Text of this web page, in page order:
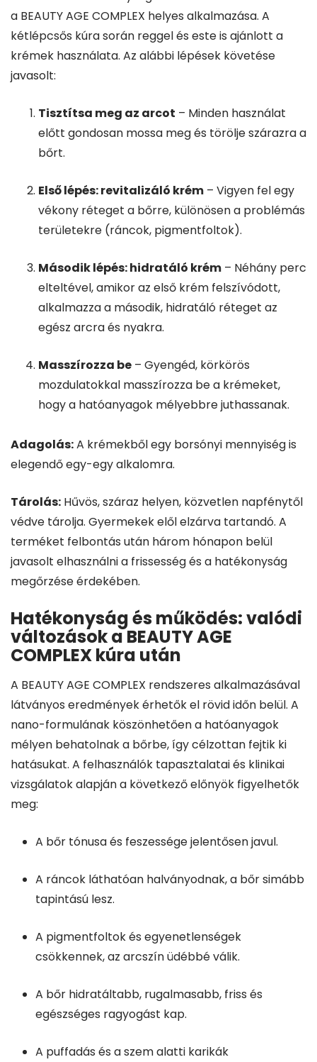
a BEAUTY AGE COMPLEX helyes alkalmazása. A
kétlépcsős kúra során reggel és este is ajánlott a
krémek használata. Az alábbi lépések követése
javasolt:
Tisztítsa meg az arcot – Minden használat
előtt gondosan mossa meg és törölje szárazra a
bőrt.
Első lépés: revitalizáló krém – Vigyen fel egy
vékony réteget a bőrre, különösen a problémás
területekre (ráncok, pigmentfoltok).
Második lépés: hidratáló krém – Néhány perc
elteltével, amikor az első krém felszívódott,
alkalmazza a második, hidratáló réteget az
egész arcra és nyakra.
Masszírozza be – Gyengéd, körkörös
mozdulatokkal masszírozza be a krémeket,
hogy a hatóanyagok mélyebbre juthassanak.
Adagolás:A krémekből egy borsónyi mennyiség is
elegendő egy-egy alkalomra.
Tárolás: Hűvös, száraz helyen, közvetlen napfénytől
védve tárolja. Gyermekek elől elzárva tartandó. A
terméket felbontás után három hónapon belül
javasolt elhasználni a frissesség és a hatékonyság
megőrzése érdekében.
Hatékonyság és működés: valódi
változások a BEAUTY AGE
COMPLEX kúra után
A BEAUTY AGE COMPLEX rendszeres alkalmazásával
látványos eredmények érhetők el rövid időn belül. A
nano-formulának köszönhetően a hatóanyagok
mélyen behatolnak a bőrbe, így célzottan fejtik ki
hatásukat. A felhasználók tapasztalatai és klinikai
vizsgálatok alapján a következő előnyök figyelhetők
meg:
A bőr tónusa és feszessége jelentősen javul.
A ráncok láthatóan halványodnak, a bőr simább
tapintású lesz.
A pigmentfoltok és egyenetlenségek
csökkennek, az arcszín üdébbé válik.
A bőr hidratáltabb, rugalmasabb, friss és
egészséges ragyogást kap.
A puffadás és a szem alatti karikák